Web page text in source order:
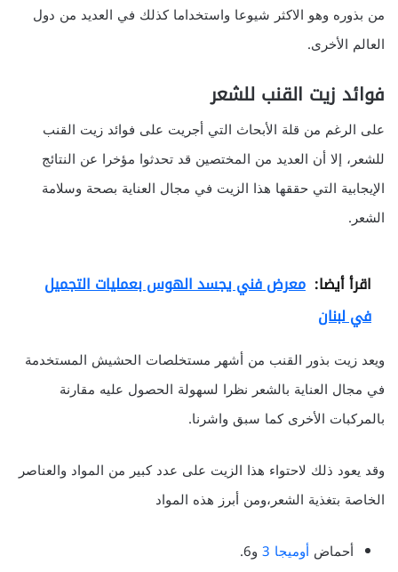
من بذوره وهو الاكثر شيوعا واستخداما كذلك في العديد من دول
العالم الأخرى.
فوائد زيت القنب للشعر
على الرغم من قلة الأبحاث التي أجريت على فوائد زيت القنب
للشعر، إلا أن العديد من المختصين قد تحدثوا مؤخرا عن النتائج
الإيجابية التي حققها هذا الزيت في مجال العناية بصحة وسلامة
الشعر.
اقرأ أيضا: معرض فني يجسد الهوس بعمليات التجميل
في لبنان
ويعد زيت بذور القنب من أشهر مستخلصات الحشيش المستخدمة
في مجال العناية بالشعر نظرا لسهولة الحصول عليه مقارنة
بالمركبات الأخرى كما سبق واشرنا.
وقد يعود ذلك لاحتواء هذا الزيت على عدد كبير من المواد والعناصر
الخاصة بتغذية الشعر،ومن أبرز هذه المواد
أحماض أوميجا 3
و6.